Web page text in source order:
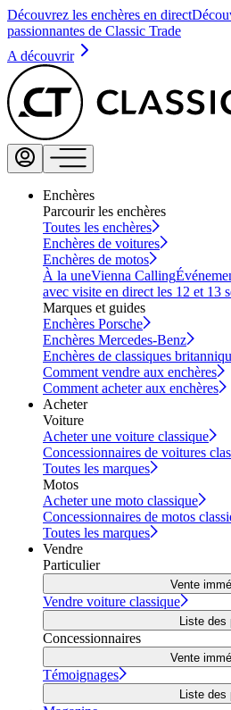
Découvrez les enchères en direct
passionnantes de Classic Trade
A découvrir
Enchères
Parcourir les enchères
Toutes les enchères
Enchères de voitures
Enchères de motos
À la uneVienna Calling
avec visite en direct les 12 et 13
Marques et guides
Enchères Porsche
Enchères Mercedes-Benz
Enchères de classiques
Comment vendre aux enchères
Comment acheter aux enchères
Acheter
Voiture
Acheter une voiture classique
Concessionnaires de voitures
Toutes les marques
Motos
Acheter une moto classique
Concessionnaires de motos
Toutes les marques
Vendre
Particulier
Vente
Vendre voiture classique
Liste des
Concessionnaires
Vente
Témoignages
Liste des